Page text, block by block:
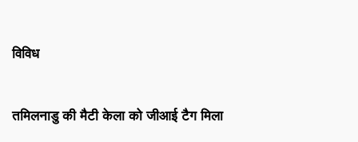
विविध
तमिलनाडु की मैटी केला को जीआई टैग मिला